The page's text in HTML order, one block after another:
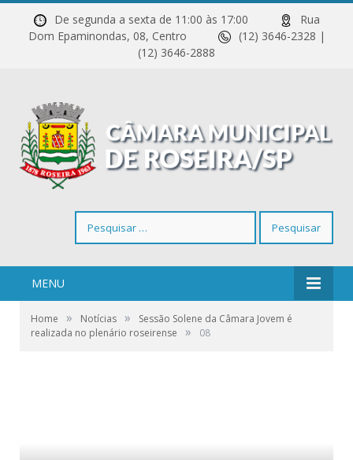
De segunda a sexta de 11:00 às 17:00
Rua
Dom Epaminondas, 08, Centro
(12) 3646-2328 |
(12) 3646-2888
por:
MENU
Home » Notícias »
Sessão Solene da Câmara Jovem é
realizada no plenário roseirense
» 08